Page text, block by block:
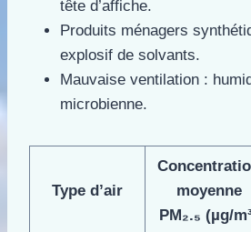
tête d’affiche.
Produits ménagers
explosif de solvants.
Mauvaise ventilation :
microbienne.
Type d’air
moyenne
PM₂.₅ (µg/